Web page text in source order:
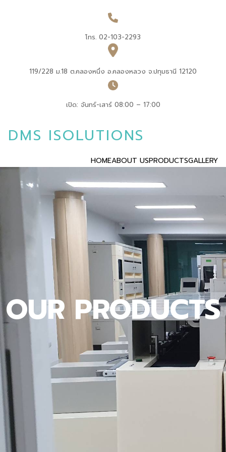
โทร. 02-103-2293
119/228 ม.18 ต.คลองหนึ่ง อ.คลองหลวง จ.ปทุมธานี 12120
เปิด: จันทร์-เสาร์ 08:00 – 17:00
DMS ISOLUTIONS
HOMEABOUT USPRODUCTSGALLERY
OUR PRODUCTS